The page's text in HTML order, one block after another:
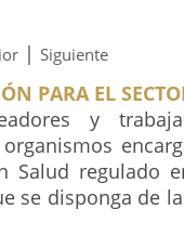
| Siguiente
PARA EL
y
Salud regulado
se disponga de